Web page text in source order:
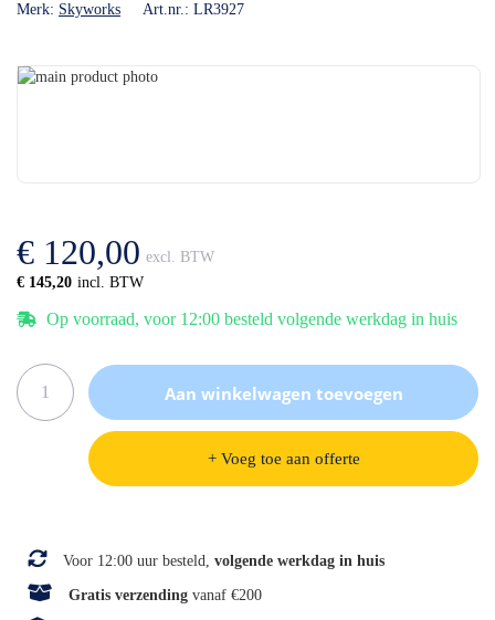
Merk: Skyworks Art.nr.: LR3927
Ga
gallerij
€ 145,20
€ 120,00
Op voorraad, voor 12:00 besteld volgende werkdag in huis
Aan winkelwagen toevoegen
+ Voeg toe aan offerte
Voor 12:00 uur besteld, volgende werkdag in huis
Gratis verzending vanaf €200